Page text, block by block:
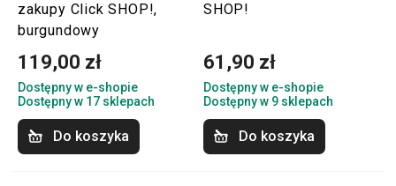
zakupy Click SHOP!,
burgundowy
119,00 zł
Dostępny w e-shopie
Dostępny w 17 sklepach
Do koszyka
SHOP!
61,90 zł
Dostępny w e-shopie
Dostępny w 9 sklepach
Do koszyka